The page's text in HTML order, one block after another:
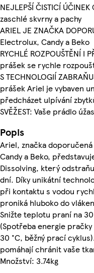
NEJLEPŠÍ ČISTICÍ
zaschlé skvrny a pachy
ARIEL JE ZNAČKA
Electrolux, Candy a Beko
RYCHLÉ ROZPOUŠTĚNÍ I
prášek se rychle
S TECHNOLOGIÍ
prášek Ariel je vybaven
předcházet ulpívání
SVĚŽEST: Vaše prádlo
Popis
Ariel, značka
Candy a Beko,
Dissolving, který
dní. Díky unikátní
při kontaktu s vodou
proniká hluboko do
Snižte teplotu praní na
(Spotřeba energie
30 °C, běžný prací
pomáhají chránit vaše
Množství: 3.74kg